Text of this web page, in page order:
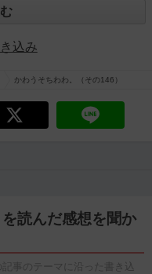
込み
かわうそちわわ。（その146）
読んだ感想を聞か
事のテーマに沿った書き込